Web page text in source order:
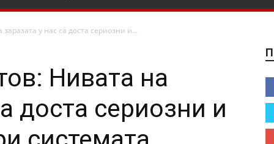
у нас са доста сериозни и...
Нивата на
доста сериозни и